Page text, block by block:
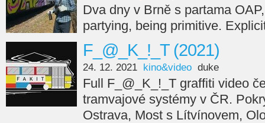
Dva dny v Brně s partama
partying, being primitive.
F_@_K_!_T (2021)
24. 12. 2021 kino&video duke
Full F_@_K_!_T graffiti video
tramvajové systémy v ČR.
Ostrava, Most s Lítvínovem,